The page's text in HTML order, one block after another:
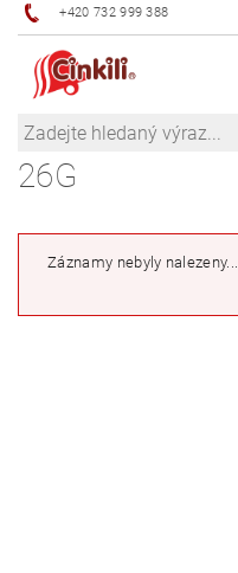
+420 732 999 388
26G
Záznamy nebyly nalezeny...